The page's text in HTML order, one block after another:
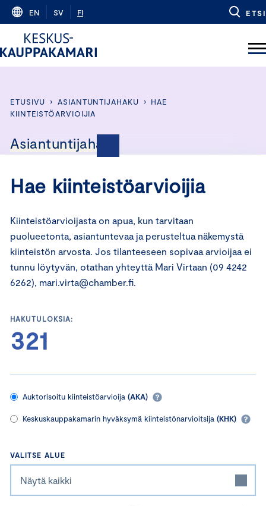
Skip
content
EN SV FI ETSI
ETUSIVU › ASIANTUNTIJAHAKU › HAE
KIINTEISTÖARVIOIJIA
Asiantuntijahaku
Hae kiinteistöarvioijia
Kiinteistöarvioijasta on apua, kun tarvitaan
puolueetonta, asiantuntevaa ja perusteltua näkemystä
kiinteistön arvosta. Jos tilanteeseen sopivaa arvioijaa ei
tunnu löytyvän, otathan yhteyttä Mari Virtaan (09 4242
6262), mari.virta@chamber.fi.
HAKUTULOKSIA:
321
Auktorisoitu kiinteistöarvioija (AKA)
Keskuskauppakamarin hyväksymä kiinteistönarvioitsija (KHK)
VALITSE ALUE
Näytä kaikki